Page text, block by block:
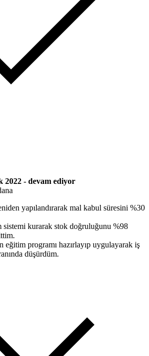
2022 - devam ediyor
yapılandırarak mal kabul süresini %30
sistemi kurarak stok doğruluğunu %98
eğitim programı hazırlayıp uygulayarak iş
düşürdüm.